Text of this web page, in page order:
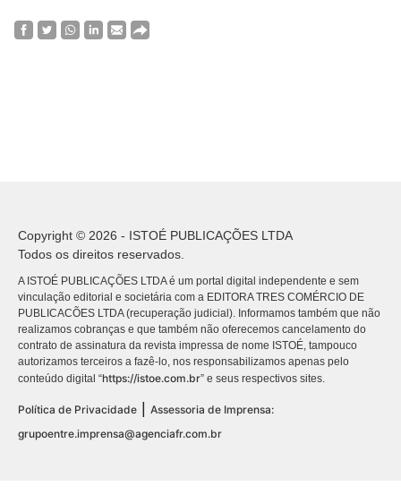
Copyright © 2026 - ISTOÉ PUBLICAÇÕES LTDA
Todos os direitos reservados.
A ISTOÉ PUBLICAÇÕES LTDA é um portal digital independente e sem
vinculação editorial e societária com a EDITORA TRES COMÉRCIO DE
PUBLICACÕES LTDA (recuperação judicial). Informamos também que não
realizamos cobranças e que também não oferecemos cancelamento do
contrato de assinatura da revista impressa de nome ISTOÉ, tampouco
autorizamos terceiros a fazê-lo, nos responsabilizamos apenas pelo
conteúdo digital “https://istoe.com.br” e seus respectivos sites.
Política de Privacidade
Assessoria de Imprensa:
grupoentre.imprensa@agenciafr.com.br